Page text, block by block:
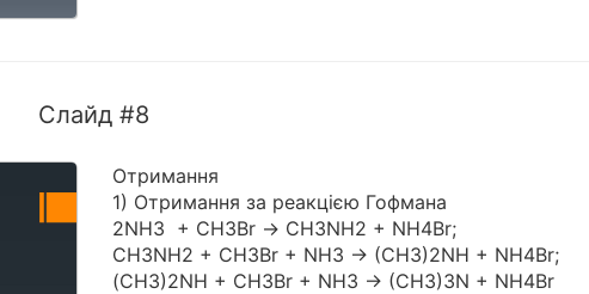
Слайд #8
Отримання
1) Отримання за реакцією Гофмана
2NН3 + СН3Br → СН3NН2 + NН4Br;
СН3NН2 + CН3Br + NН3 → (СН3)2NН + NН4Br;
(СН3)2NН + CН3Br + NН3 → (СН3)3N + NН4Br